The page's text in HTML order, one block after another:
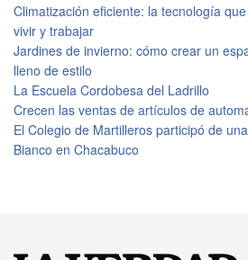
Climatización eficiente: la tecnología
vivir y trabajar
Jardines de invierno: cómo crear un
lleno de estilo
La Escuela Cordobesa del Ladrillo
Crecen las ventas de artículos de
El Colegio de Martilleros participó de
Bianco en Chacabuco